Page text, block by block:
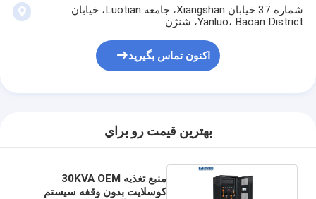
شماره 37 خیابان Xiangshan، جامعه Luotian، خیابان
Yanluo، Baoan District، شنژن
اکنون تماس بگیرید
بهترين قيمت رو براي
منبع تغذیه 30KVA OEM
کوسلایت بدون وقفه سیستم